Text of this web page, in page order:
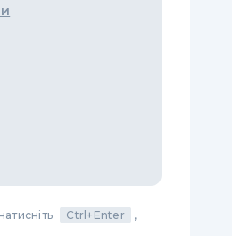
Ctrl+Enter
,